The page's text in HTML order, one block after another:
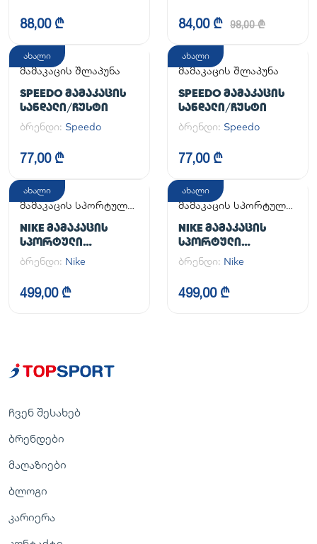
88,00 ₾ 84,00 ₾ 98,00 ₾
ახალი
მამაკაცის შლაპუნა
SPEEDO ᲛᲐᲛᲐᲙᲐᲪᲘᲡ
ᲡᲐᲜᲓᲐᲚᲘ/ᲩᲣᲡᲢᲘ
ბრენდი: Speedo
77,00 ₾
ახალი
მამაკაცის შლაპუნა
SPEEDO ᲛᲐᲛᲐᲙᲐᲪᲘᲡ
ᲡᲐᲜᲓᲐᲚᲘ/ᲩᲣᲡᲢᲘ
ბრენდი: Speedo
77,00 ₾
ახალი
მამაკაცის სპორტული
NIKE ᲛᲐᲛᲐᲙᲐᲪᲘᲡ
ᲡᲞᲝᲠᲢᲣᲚᲘ
ᲤᲔᲮᲡᲐᲪᲛᲔᲚᲘ AIR
FORCE 1 '07
ბრენდი: Nike
499,00 ₾
ახალი
მამაკაცის სპორტული
NIKE ᲛᲐᲛᲐᲙᲐᲪᲘᲡ
ᲡᲞᲝᲠᲢᲣᲚᲘ
ᲤᲔᲮᲡᲐᲪᲛᲔᲚᲘ AIR
FORCE 1 '07
ბრენდი: Nike
499,00 ₾
ჩვენ შესახებ
ბრენდები
მაღაზიები
ბლოგი
კარიერა